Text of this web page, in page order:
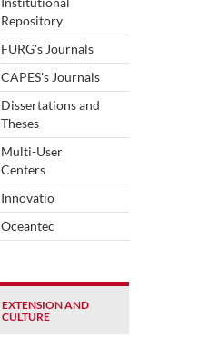
Repository
FURG's Journals
CAPES's Journals
Dissertations and
Theses
Multi-User
Centers
Innovatio
Oceantec
EXTENSION AND
CULTURE